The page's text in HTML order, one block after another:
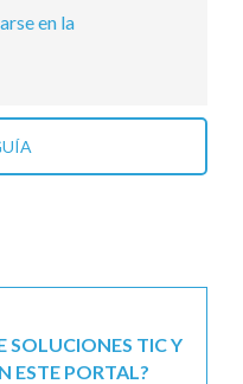
en la
SOLUCIONES TIC Y
ESTE PORTAL?